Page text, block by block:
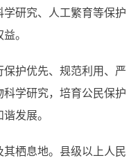
研究、人工繁育等保护
。
护优先、规范利用、严
学研究，培育公民保护
发展。
栖息地。县级以上人民